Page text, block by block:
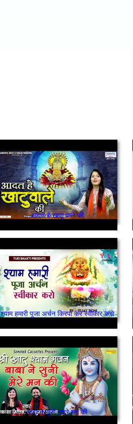
आदत है खाटू वाले की
श्याम हमारी पूजा अर्चन किरपा कर स्वीकार करो
बाबा ने सुनी माहरे मन की